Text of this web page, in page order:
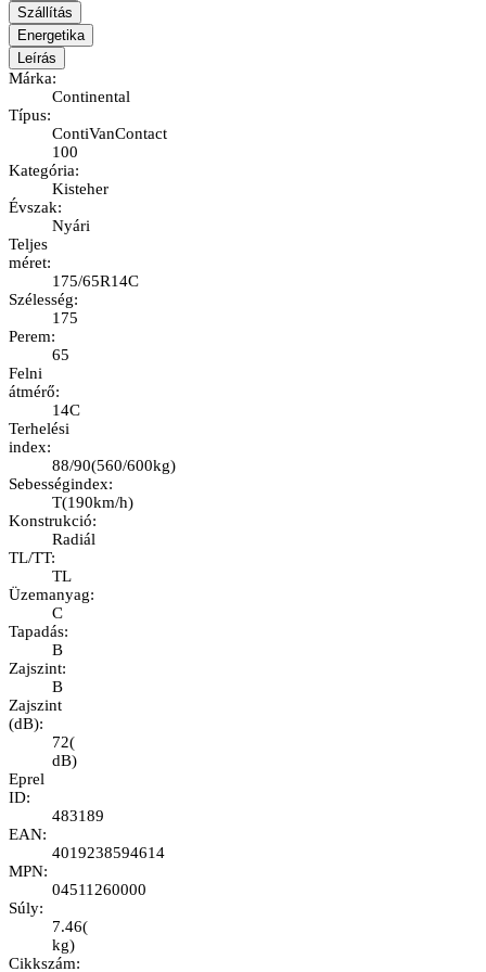
Szállítás
Energetika
Leírás
Márka:
Continental
Típus:
ContiVanContact
100
Kategória:
Kisteher
Évszak:
Nyári
Teljes
méret:
175/65R14C
Szélesség:
175
Perem:
65
Felni
átmérő:
14C
Terhelési
index:
88/90(560/600kg)
Sebességindex:
T(190km/h)
Konstrukció:
Radiál
TL/TT:
TL
Üzemanyag:
C
Tapadás:
B
Zajszint:
B
Zajszint
(dB):
72(
dB)
Eprel
ID:
483189
EAN:
4019238594614
MPN:
04511260000
Súly:
7.46(
kg)
Cikkszám: